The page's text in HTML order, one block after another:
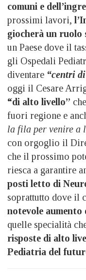
comuni e
prossimi lavori,
giocherà un ruolo
un Paese dove il
gli Ospedali
diventare “centri
oggi il Cesare
“di alto livello”
fuori regione e
la fila per venire a
con orgoglio il
che il prossimo
riesca a garantire
posti letto di
soprattutto dove il
notevole aumento
quelle specialità
risposte di alto
Pediatria del